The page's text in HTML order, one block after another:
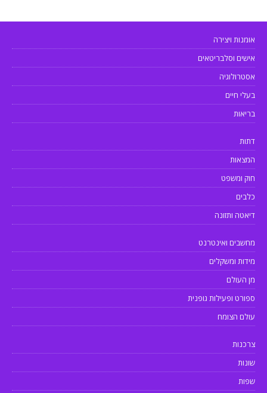
אומנות ויצירה
אישים וסלבריטאים
אסטרולוגיה
בעלי חיים
בריאות
דתות
המצאות
חוק ומשפט
כלבים
דיאטה ותזונה
מחשבים ואינטרנט
מידות ומשקלים
מן העולם
ספורט ופעילות גופנית
עולם הצומח
צרכנות
שונות
שפות